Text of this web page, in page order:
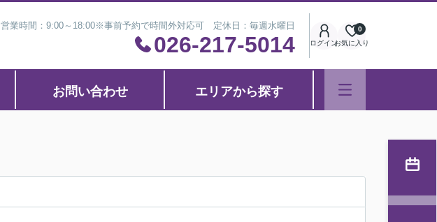
営業時間：9:00～18:00※事前予約で時間外対応可 定休日：毎週水曜日
026-217-5014 ログインお気に入り
0
お問い合わせ エリアから探す